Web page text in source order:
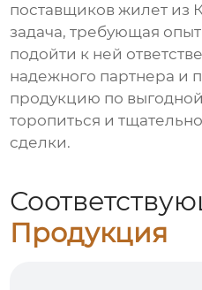
поставщиков жилет из
задача, требующая
подойти к ней
надежного партнера и
продукцию по
торопиться и
сделки.
Продукция